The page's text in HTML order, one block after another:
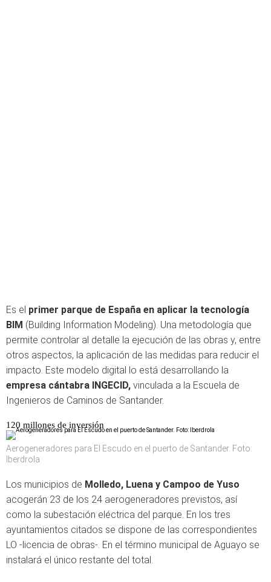
Es el primer parque de España en aplicar la tecnología
BIM (Building Information Modeling). Una metodología que
permite controlar al detalle la ejecución de las obras y, entre
otros aspectos, la aplicación de las medidas para reducir el
impacto. Este modelo digital lo está desarrollando la
empresa cántabra INGECID, vinculada a la Escuela de
Ingenieros de Caminos de Santander.
120 millones de inversión
Aerogeneradores para El Escudo en el puerto de Santander. Foto:
Iberdrola
Los municipios de Molledo, Luena y Campoo de Yuso
acogerán 23 de los 24 aerogeneradores previstos, así
como la subestación eléctrica del parque. En los tres
ayuntamientos citados se dispone de las correspondientes
LO -licencia de obras-. En el término municipal de Aguayo se
instalará el único restante del total.